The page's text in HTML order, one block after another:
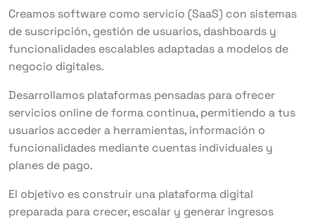
Creamos software como servicio (SaaS) con sistemas
de suscripción, gestión de usuarios, dashboards y
funcionalidades escalables adaptadas a modelos de
negocio digitales.
Desarrollamos plataformas pensadas para ofrecer
servicios online de forma continua, permitiendo a tus
usuarios acceder a herramientas, información o
funcionalidades mediante cuentas individuales y
planes de pago.
El objetivo es construir una plataforma digital
preparada para crecer, escalar y generar ingresos